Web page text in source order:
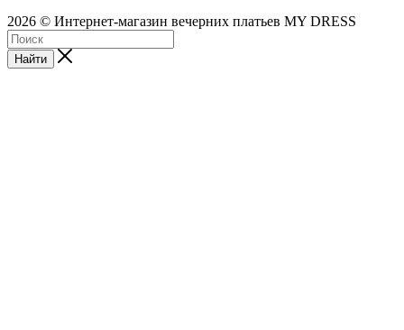
2026 © Интернет-магазин вечерних платьев MY DRESS
Найти